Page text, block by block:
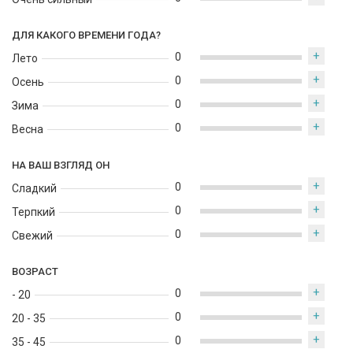
ДЛЯ КАКОГО ВРЕМЕНИ ГОДА?
Лето
Осень
Зима
Весна
0 +
0 +
0 +
0 +
НА ВАШ ВЗГЛЯД ОН
Сладкий
Терпкий
Свежий
0 +
0 +
0 +
ВОЗРАСТ
- 20
20 - 35
35 - 45
0 +
0 +
0 +